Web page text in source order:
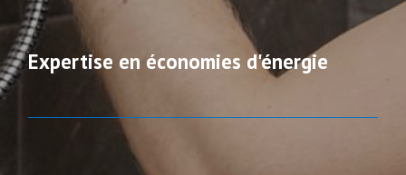
Expertise en économies d'énergie